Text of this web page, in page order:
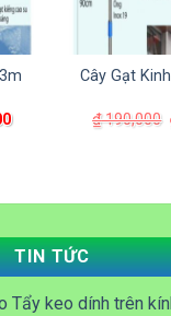
Giá
Cây Gạt
₫190,000
TIN TỨC
Tẩy keo dính trên